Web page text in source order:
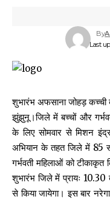
Last
By
शुभारंभ अफसाना जोहड़ कच्ची
झुंझुनू।जिले में बच्चों और
के लिए सोमवार से मिशन
अभियान के तहत जिले में 85
गर्भवती महिलाओं को
शुभारंभ जिले में प्रायः
से किया जायेगा। इस बार